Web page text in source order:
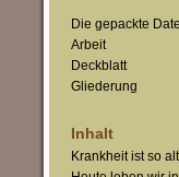
Die gepackte
Arbeit
Deckblatt
Gliederung
Inhalt
Krankheit ist so